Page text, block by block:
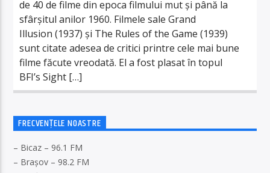
de 40 de filme din epoca filmului mut și până la
sfârșitul anilor 1960. Filmele sale Grand
Illusion (1937) și The Rules of the Game (1939)
sunt citate adesea de critici printre cele mai bune
filme făcute vreodată. El a fost plasat în topul
BFI’s Sight […]
FRECVENȚELE NOASTRE
– Bicaz – 96.1 FM
– Brașov – 98.2 FM